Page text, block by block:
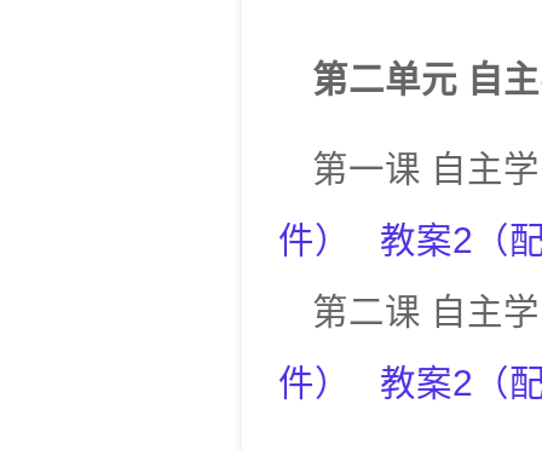
第二单元 自
第一课 自主
件） 教案2 （
第二课 自主
件） 教案2 （